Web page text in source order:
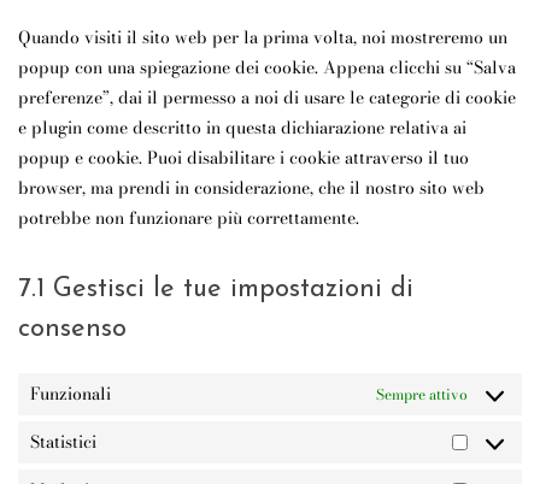
Quando visiti il sito web per la prima volta, noi mostreremo un
popup con una spiegazione dei cookie. Appena clicchi su “Salva
preferenze”, dai il permesso a noi di usare le categorie di cookie
e plugin come descritto in questa dichiarazione relativa ai
popup e cookie. Puoi disabilitare i cookie attraverso il tuo
browser, ma prendi in considerazione, che il nostro sito web
potrebbe non funzionare più correttamente.
7.1 Gestisci le tue impostazioni di
consenso
Funzionali Sempre attivo
Statistici